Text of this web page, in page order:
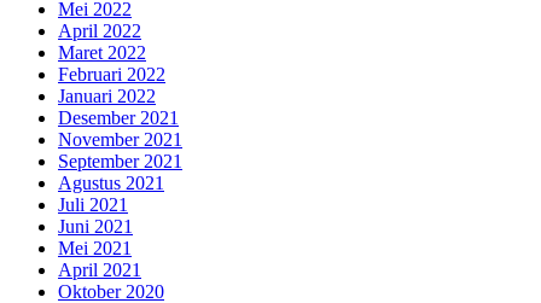
Mei 2022
April 2022
Maret 2022
Februari 2022
Januari 2022
Desember 2021
November 2021
September 2021
Agustus 2021
Juli 2021
Juni 2021
Mei 2021
April 2021
Oktober 2020